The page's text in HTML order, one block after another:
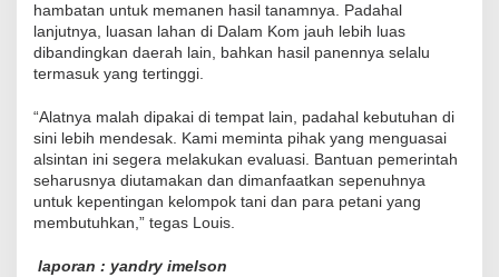
hambatan untuk memanen hasil tanamnya. Padahal
lanjutnya, luasan lahan di Dalam Kom jauh lebih luas
dibandingkan daerah lain, bahkan hasil panennya selalu
termasuk yang tertinggi.
“Alatnya malah dipakai di tempat lain, padahal kebutuhan di
sini lebih mendesak. Kami meminta pihak yang menguasai
alsintan ini segera melakukan evaluasi. Bantuan pemerintah
seharusnya diutamakan dan dimanfaatkan sepenuhnya
untuk kepentingan kelompok tani dan para petani yang
membutuhkan,” tegas Louis.
laporan : yandry imelson